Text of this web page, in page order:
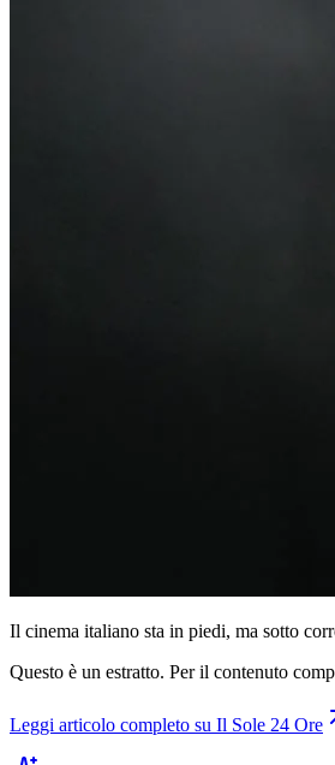
Il cinema italiano sta in piedi, ma sotto
Questo è un estratto. Per il contenuto
Leggi articolo completo su Il Sole 24 Ore